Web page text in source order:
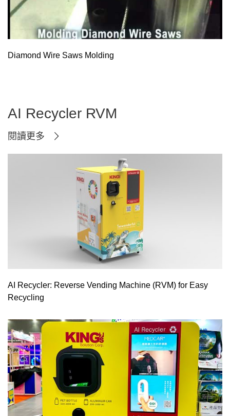
Diamond Wire Saws Molding
AI Recycler RVM
閱讀更多
AI Recycler: Reverse Vending Machine (RVM) for Easy
Recycling